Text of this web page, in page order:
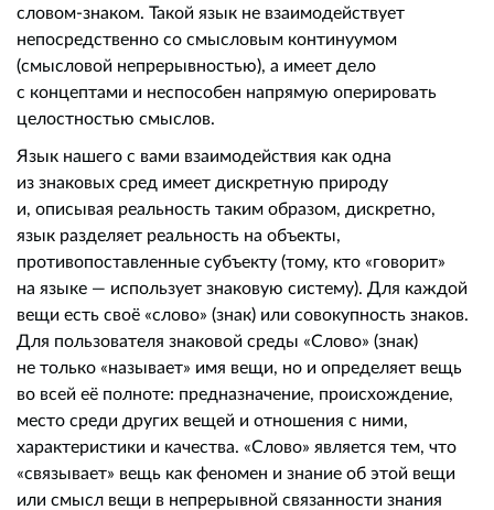
словом-знаком. Такой язык не взаимодействует
непосредственно со смысловым континуумом
(смысловой непрерывностью), а имеет дело
с концептами и неспособен напрямую оперировать
целостностью смыслов.
Язык нашего с вами взаимодействия как одна
из знаковых сред имеет дискретную природу
и, описывая реальность таким образом, дискретно,
язык разделяет реальность на объекты,
противопоставленные субъекту (тому, кто «говорит»
на языке — использует знаковую систему). Для каждой
вещи есть своё «слово» (знак) или совокупность знаков.
Для пользователя знаковой среды «Слово» (знак)
не только «называет» имя вещи, но и определяет вещь
во всей её полноте: предназначение, происхождение,
место среди других вещей и отношения с ними,
характеристики и качества. «Слово» является тем, что
«связывает» вещь как феномен и знание об этой вещи
или смысл вещи в непрерывной связанности знания